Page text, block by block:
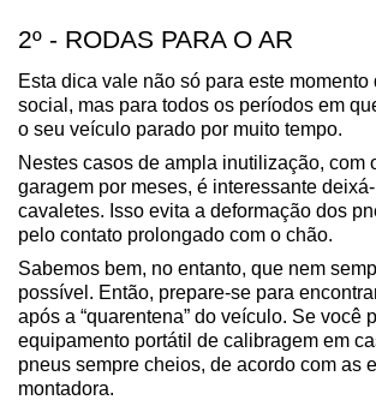
2º - RODAS PARA O AR
Esta dica vale não só para este
social, mas para todos os períodos em
o seu veículo parado por muito tempo.
Nestes casos de ampla inutilização, com
garagem por meses, é interessante
cavaletes. Isso evita a deformação dos
pelo contato prolongado com o chão.
Sabemos bem, no entanto, que nem
possível. Então, prepare-se para
após a “quarentena” do veículo. Se você
equipamento portátil de calibragem em
pneus sempre cheios, de acordo com as
montadora.